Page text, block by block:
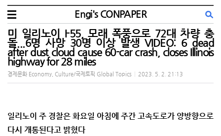
Engi's CONPAPER
미 일리노이 I-55, 모래 폭풍으로 72대 차량 충
돌...6명 사망 30명 이상 발생 VIDEO: 6 dead
after dust cloud cause 60-car crash, closes Illinois
highway for 28 miles
경제문화 Economy, Culture/국제토픽 Global Topics 2023. 5. 2. 21:13
일리노이 주 경찰은 화요일 아침에 주간 고속도로가 양방향으로
다시 개통된다고 밝혔다